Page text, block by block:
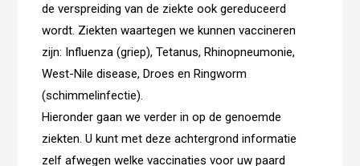
de verspreiding van de ziekte ook gereduceerd
wordt. Ziekten waartegen we kunnen vaccineren
zijn: Influenza (griep), Tetanus, Rhinopneumonie,
West-Nile disease, Droes en Ringworm
(schimmelinfectie).
Hieronder gaan we verder in op de genoemde
ziekten. U kunt met deze achtergrond informatie
zelf afwegen welke vaccinaties voor uw paard